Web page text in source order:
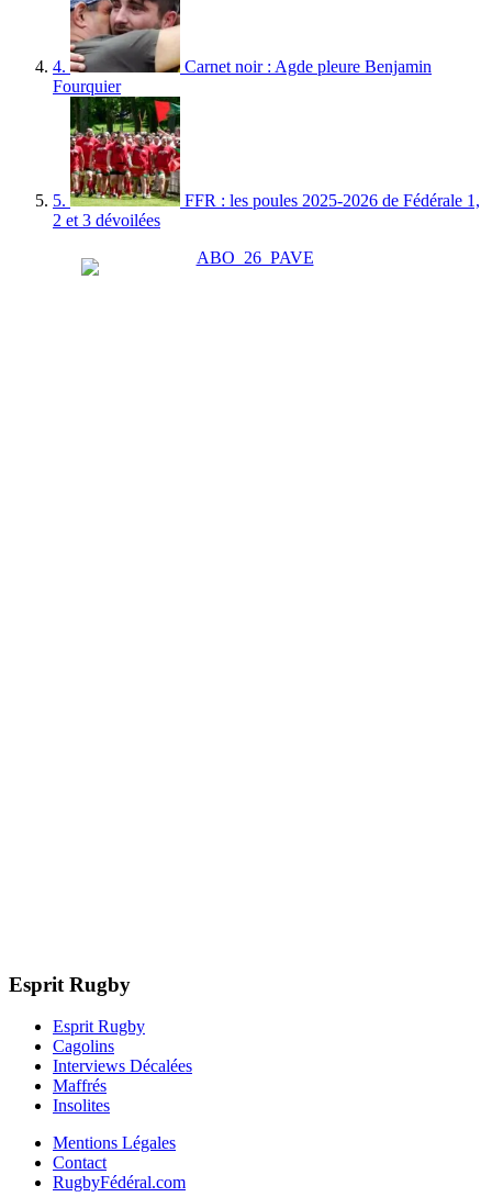
4.
Carnet noir : Agde pleure Benjamin
Fourquier
5.
FFR : les poules 2025-2026 de Fédérale 1,
2 et 3 dévoilées
Esprit Rugby
Esprit Rugby
Cagolins
Interviews Décalées
Maffrés
Insolites
Mentions Légales
Contact
RugbyFédéral.com